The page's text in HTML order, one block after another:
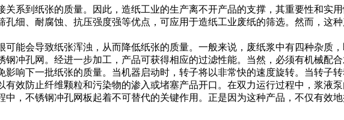
系到纸张的质量。因此，造纸工业的生产离不开产品的支撑，其重要性和实
孔细、耐腐蚀、抗压强度强等优点，可应用于造纸工业废纸的筛选。然而，这
能会导致纸张浑浊，从而降低纸张的质量。一般来说，废纸浆中有四种杂质
冲孔网。经进一步加工，产品可获得相应的过滤性能。当然，必须有机械配合
响下一批纸张的质量。当机器启动时，转子将以非常快的速度旋转。当转子
效防止纤维颗粒和污染物的渗入或堵塞产品开口。在双力运行过程中，浆液
，不锈钢冲孔网板起着不可替代的关键作用。正是因为这种产品，不仅有效